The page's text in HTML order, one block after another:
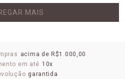
MAIS
acima de R$1.000,00
em até 10x
garantida